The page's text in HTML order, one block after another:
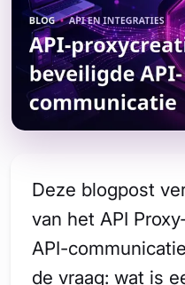
Deze blogpost
van het API
API-
de vraag: wat is